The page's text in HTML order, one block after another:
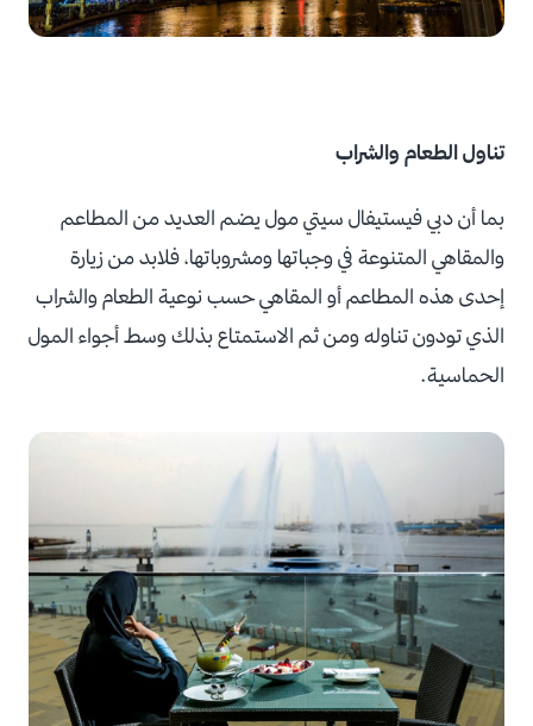
تناول الطعام والشراب
بما أن دبي فيستيفال سيتي مول يضم العديد من المطاعم
والمقاهي المتنوعة في وجباتها ومشروباتها، فلابد من زيارة
إحدى هذه المطاعم أو المقاهي حسب نوعية الطعام والشراب
الذي تودون تناوله ومن ثم الاستمتاع بذلك وسط أجواء المول
الحماسية.